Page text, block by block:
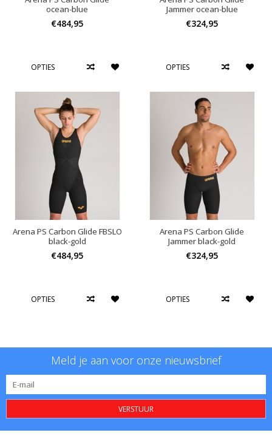
ocean-blue
€484,95
OPTIES
Jammer ocean-blue
€324,95
OPTIES
Arena PS Carbon Glide FBSLO
black-gold
€484,95
OPTIES
Arena PS Carbon Glide
Jammer black-gold
€324,95
OPTIES
Meld je aan voor onze nieuwsbrief
VERSTUUR